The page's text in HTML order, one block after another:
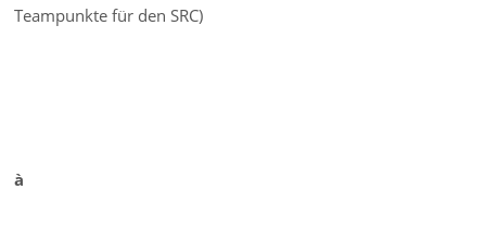
Teampunkte für den SRC)
à